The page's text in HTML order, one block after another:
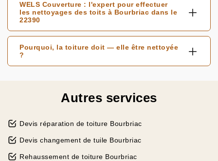
WELS Couverture : l'expert pour effectuer
les nettoyages des toits à Bourbriac dans le
22390
Pourquoi, la toiture doit — elle être nettoyée
?
Autres services
Devis réparation de toiture Bourbriac
Devis changement de tuile Bourbriac
Rehaussement de toiture Bourbriac